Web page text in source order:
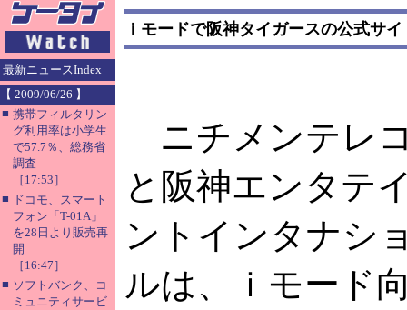
最新ニュースIndex
【 2009/06/26 】
■ 携帯フィルタリン
グ利用率は小学生
で57.7％、総務省
調査
［17:53］
■ ドコモ、スマート
フォン「T-01A」
を28日より販売再
開
［16:47］
■ ソフトバンク、コ
ミュニティサービ
ｉモードで阪神タイガースの公式サイ
ニチメンテレ
と阪神エンタテ
ントインタナシ
ルは、ｉモード